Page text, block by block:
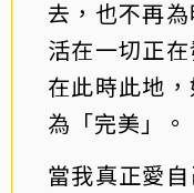
去，也不再
活在一切正
在此時此地
為「完美」。
當我真正愛